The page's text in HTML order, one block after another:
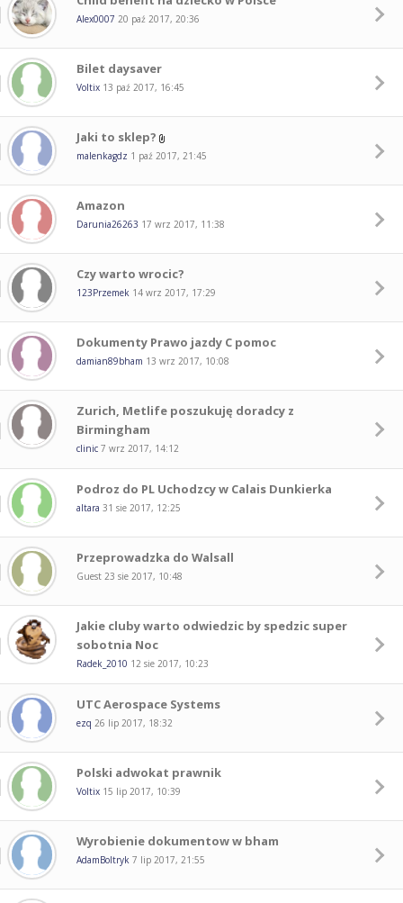
Alex0007 20 paź 2017, 20:36
Bilet daysaver
Voltix 13 paź 2017, 16:45
Jaki to sklep?
malenkagdz 1 paź 2017, 21:45
Amazon
Darunia26263 17 wrz 2017, 11:38
Czy warto wrocic?
123Przemek 14 wrz 2017, 17:29
Dokumenty Prawo jazdy C pomoc
damian89bham 13 wrz 2017, 10:08
Zurich, Metlife poszukuję doradcy z
Birmingham
clinic 7 wrz 2017, 14:12
Podroz do PL Uchodzcy w Calais Dunkierka
altara 31 sie 2017, 12:25
Przeprowadzka do Walsall
Guest 23 sie 2017, 10:48
Jakie cluby warto odwiedzic by spedzic super
sobotnia Noc
Radek_2010 12 sie 2017, 10:23
UTC Aerospace Systems
ezq 26 lip 2017, 18:32
Polski adwokat prawnik
Voltix 15 lip 2017, 10:39
Wyrobienie dokumentow w bham
AdamBoltryk 7 lip 2017, 21:55